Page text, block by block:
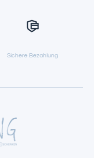
Sichere Bezahlung